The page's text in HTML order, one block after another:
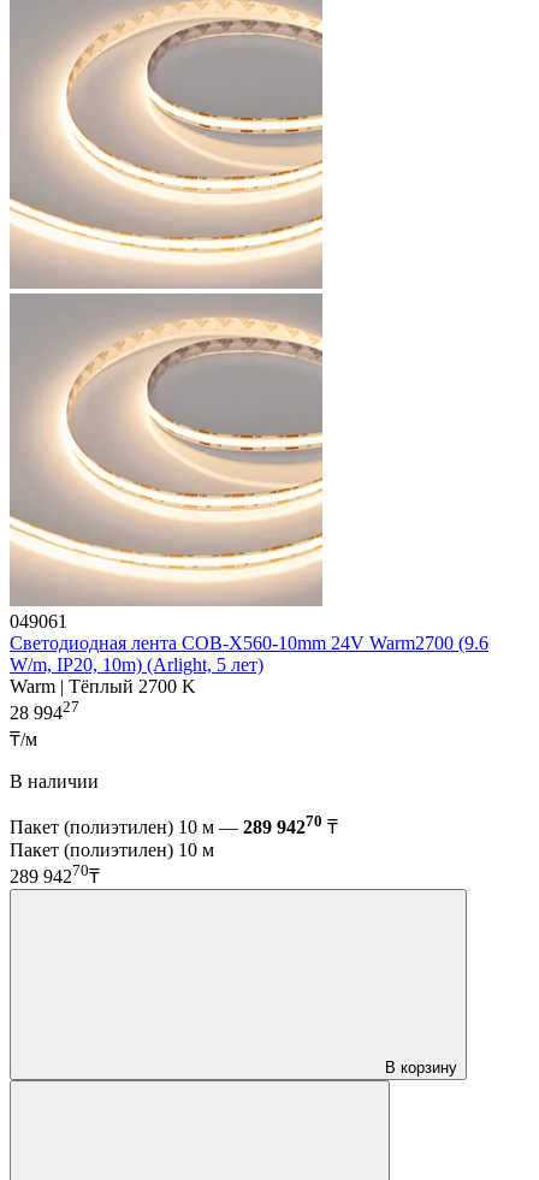
049061
Светодиодная лента COB-X560-10mm 24V Warm2700 (9.6
W/m, IP20, 10m) (Arlight, 5 лет)
Warm | Тёплый 2700 K
28 99427
₸/м
В наличии
Пакет (полиэтилен) 10 м — 289 94270 ₸
Пакет (полиэтилен) 10 м
289 94270₸
В корзину